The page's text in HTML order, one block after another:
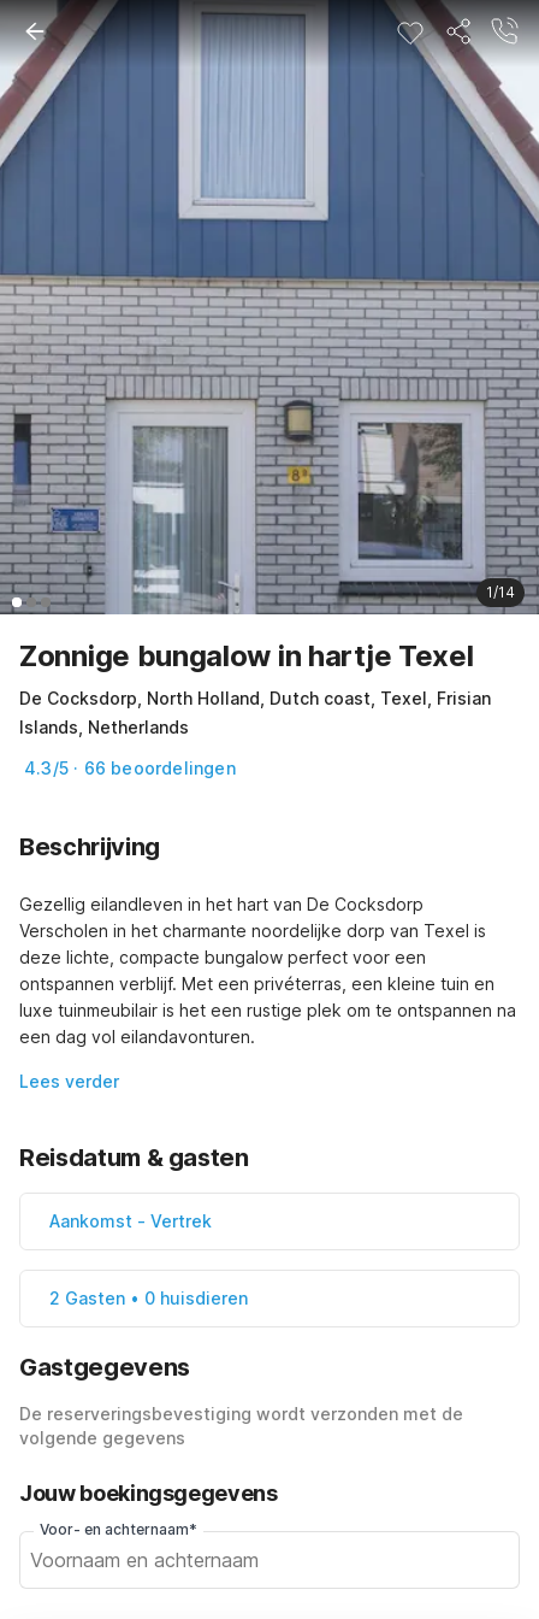
1/14
Zonnige bungalow in hartje Texel
De Cocksdorp, North Holland, Dutch coast, Texel, Frisian
Islands, Netherlands
4.3/5 · 66 beoordelingen
Beschrijving
Gezellig eilandleven in het hart van De Cocksdorp
Verscholen in het charmante noordelijke dorp van Texel is
deze lichte, compacte bungalow perfect voor een
ontspannen verblijf. Met een privéterras, een kleine tuin en
luxe tuinmeubilair is het een rustige plek om te ontspannen na
een dag vol eilandavonturen.
Lees verder
Reisdatum & gasten
Aankomst - Vertrek
2 Gasten • 0 huisdieren
Gastgegevens
De reserveringsbevestiging wordt verzonden met de
volgende gegevens
Jouw boekingsgegevens
Voor- en achternaam*